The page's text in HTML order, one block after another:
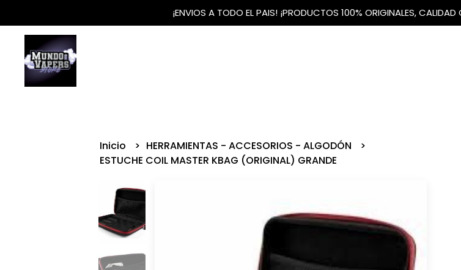
¡ENVIOS A TODO EL PAIS! ¡PRODUCTOS 100% ORIGINALES,
Inicio
HERRAMIENTAS - ACCESORIOS - ALGODÓN
ESTUCHE COIL MASTER KBAG (ORIGINAL) GRANDE